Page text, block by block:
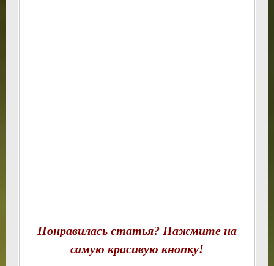
Понравилась статья? Нажмите на
самую красивую кнопку!